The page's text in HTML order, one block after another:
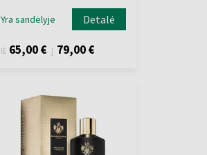
Yra sandėlyje Detalė
iš 65,00 € į 79,00 €